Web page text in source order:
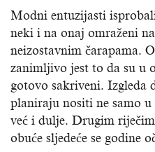
Modni entuzijasti
neki i na onaj omraženi
neizostavnim čarapama.
zanimljivo jest to da su u
gotovo sakriveni. Izgleda
planiraju nositi ne samo
već i dulje. Drugim
obuće sljedeće se godine